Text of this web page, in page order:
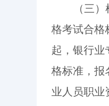
（三）
格考试合格
起，银行业
格标准，报
业人员职业